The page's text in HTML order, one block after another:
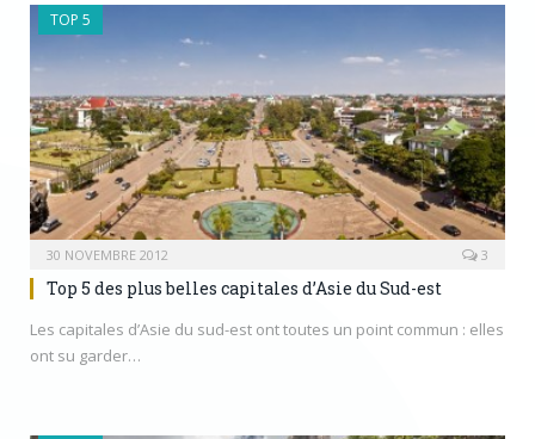
TOP 5
30 NOVEMBRE 2012 3
Top 5 des plus belles capitales d’Asie du Sud-est
Les capitales d’Asie du sud-est ont toutes un point commun : elles
ont su garder…